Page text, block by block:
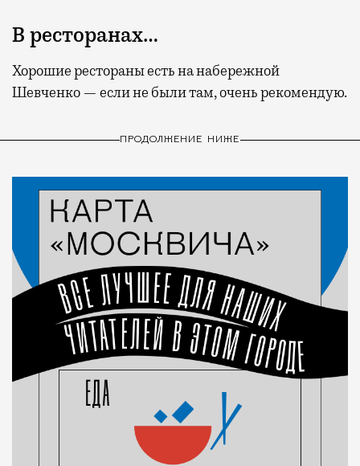
В ресторанах…
Хорошие рестораны есть на набережной
Шевченко — если не были там, очень рекомендую.
ПРОДОЛЖЕНИЕ НИЖЕ